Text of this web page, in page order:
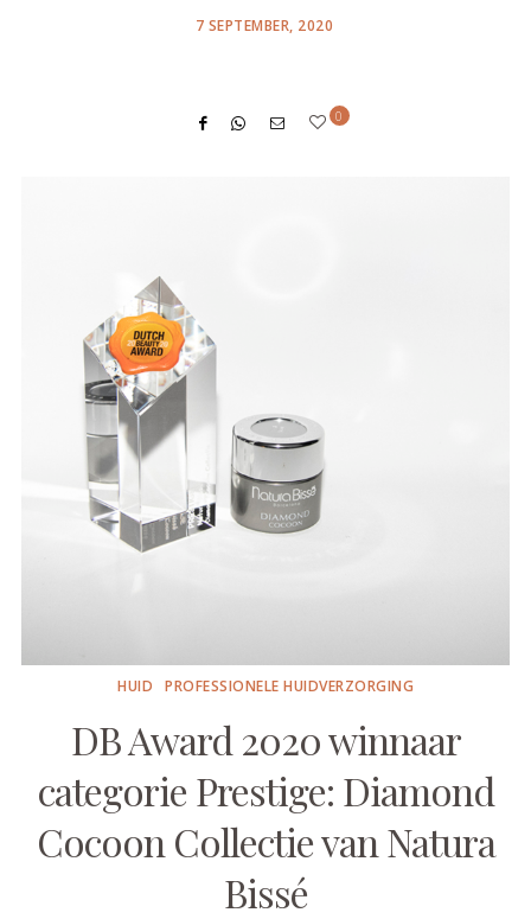
POSTED
7 SEPTEMBER, 2020
0
HUID PROFESSIONELE HUIDVERZORGING
DB Award 2020 winnaar
categorie Prestige: Diamond
Cocoon Collectie van Natura
Bissé